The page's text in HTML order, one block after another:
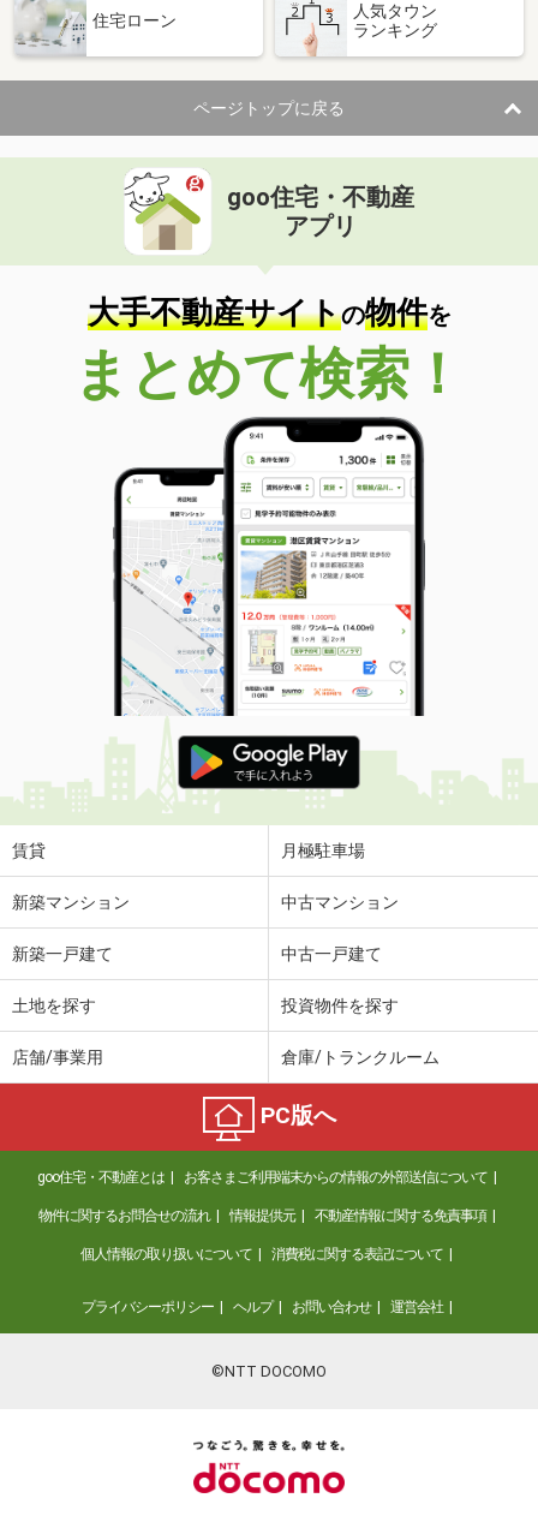
住宅ローン
人気タウン
ランキング
ページトップに戻る
goo住宅・不動産
アプリ
大手不動産サイトの物件を
まとめて検索！
賃貸 月極駐車場
新築マンション 中古マンション
新築一戸建て 中古一戸建て
土地を探す 投資物件を探す
店舗/事業用 倉庫/トランクルーム
PC版へ
goo住宅・不動産とは お客さまご利用端末からの情報の外部送信について
物件に関するお問合せの流れ 情報提供元 不動産情報に関する免責事項
個人情報の取り扱いについて 消費税に関する表記について
プライバシーポリシー ヘルプ お問い合わせ 運営会社
©NTT DOCOMO